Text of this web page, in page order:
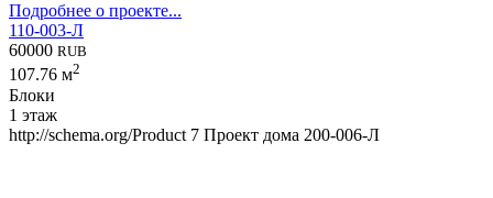
Подробнее о проекте...
110-003-Л
60000 RUB
107.76 м2
Блоки
1 этаж
http://schema.org/Product 7 Проект дома 200-006-Л